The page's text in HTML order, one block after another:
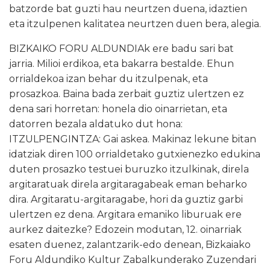
batzorde bat guzti hau neurtzen duena, idaztien
eta itzulpenen kalitatea neurtzen duen bera, alegia.
BIZKAIKO FORU ALDUNDIAk ere badu sari bat
jarria. Milioi erdikoa, eta bakarra bestalde. Ehun
orrialdekoa izan behar du itzulpenak, eta
prosazkoa. Baina bada zerbait guztiz ulertzen ez
dena sari horretan: honela dio oinarrietan, eta
datorren bezala aldatuko dut hona:
ITZULPENGINTZA: Gai askea. Makinaz lekune bitan
idatziak diren 100 orrialdetako gutxienezko edukina
duten prosazko testuei buruzko itzulkinak, direla
argitaratuak direla argitaragabeak eman beharko
dira. Argitaratu-argitaragabe, hori da guztiz garbi
ulertzen ez dena. Argitara emaniko liburuak ere
aurkez daitezke? Edozein modutan, 12. oinarriak
esaten duenez, zalantzarik-edo denean, Bizkaiako
Foru Aldundiko Kultur Zabalkunderako Zuzendari